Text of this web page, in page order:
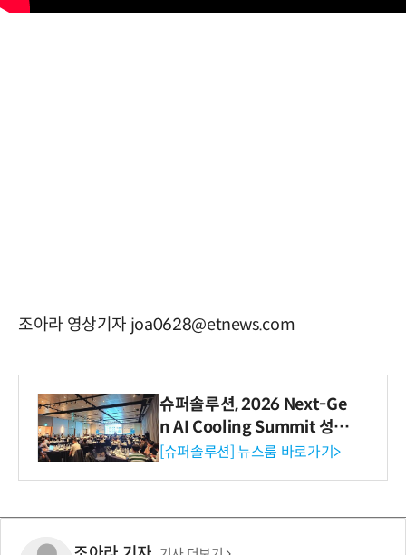
조아라 영상기자 joa0628@etnews.com
슈퍼솔루션, 2026 Next-Ge
n AI Cooling Summit 성황
리 성료
[슈퍼솔루션] 뉴스룸 바로가기>